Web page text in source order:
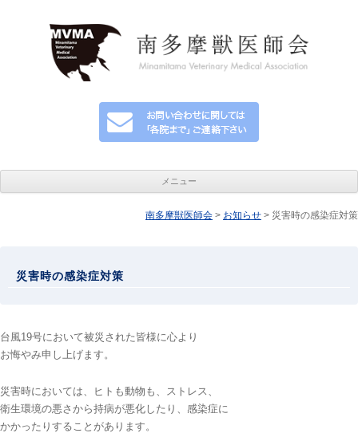
メニュー
コンテンツへ移動
南多摩獣医師会 > お知らせ > 災害時の感染症対策
災害時の感染症対策
台風19号において被災された皆様に心より
お悔やみ申し上げます。
災害時においては、ヒトも動物も、ストレス、
衛生環境の悪さから持病が悪化したり、感染症に
かかったりすることがあります。